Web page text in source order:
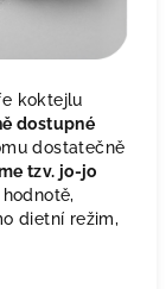
koktejlu
dostupné
dostatečně
tzv. jo-jo
dietní režim,